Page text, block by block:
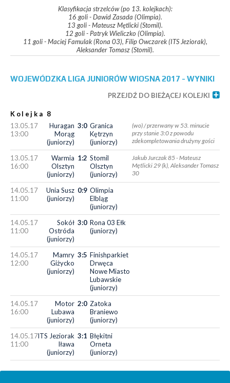
Klasyfikacja strzelców (po 13. kolejkach):
16 goli - Dawid Zasada (Olimpia).
13 goli - Mateusz Mętlicki (Stomil).
12 goli - Patryk Wieliczko (Olimpia).
11 goli - Maciej Famulak (Rona 03), Filip Owczarek (ITS Jeziorak),
Aleksander Tomasz (Stomil).
WOJEWÓDZKA LIGA JUNIORÓW WIOSNA 2017 - WYNIKI
PRZEJDŹ DO BIEŻĄCEJ KOLEJKI
Kolejka 8
13.05.17
13:00
Huragan
Morąg
(juniorzy)
3:0 Granica
Kętrzyn
(juniorzy)
(wo) / przerwany w 53. minucie
przy stanie 3:0 z powodu
zdekompletowania drużyny gości
13.05.17
16:00
Warmia
Olsztyn
(juniorzy)
1:2 Stomil
Olsztyn
(juniorzy)
Jakub Jurczak 85 - Mateusz
Mętlicki 29 (k), Aleksander Tomasz
30
14.05.17
11:00
Unia Susz
(juniorzy)
0:9 Olimpia
Elbląg
(juniorzy)
14.05.17
11:00
Sokół
Ostróda
(juniorzy)
3:0 Rona 03 Ełk
(juniorzy)
14.05.17
12:00
Mamry
Giżycko
(juniorzy)
3:5 Finishparkiet
Drwęca
Nowe Miasto
Lubawskie
(juniorzy)
14.05.17
16:00
Motor
Lubawa
(juniorzy)
2:0 Zatoka
Braniewo
(juniorzy)
14.05.17
11:00
ITS Jeziorak
Iława
(juniorzy)
3:1 Błękitni
Orneta
(juniorzy)